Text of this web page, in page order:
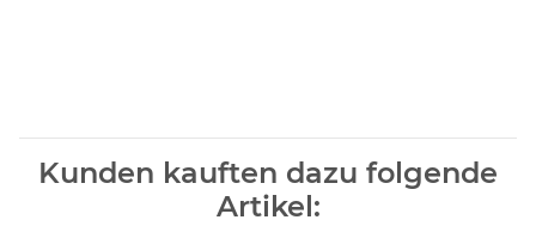
Kunden kauften dazu folgende
Artikel: